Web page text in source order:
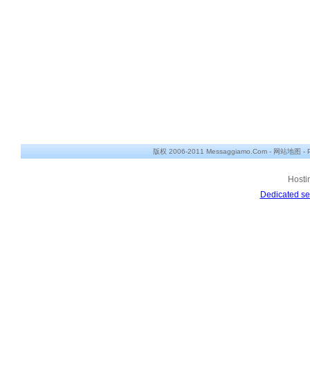
版权 2006-2011 Messaggiamo.Com - 网站地图 -
Dedicated